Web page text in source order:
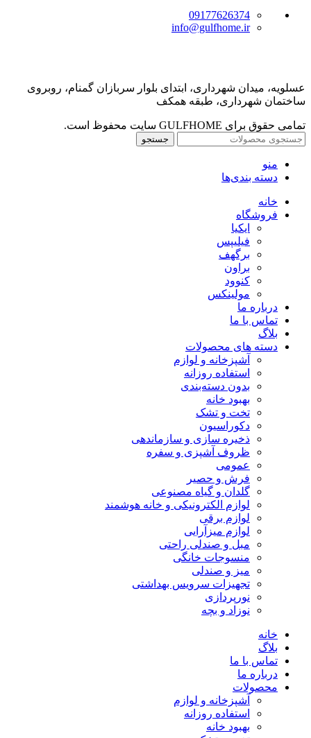
09177626374
info@gulfhome.ir
عسلویه، میدان شهرداری، ابتدای بلوار سربازان گمنام، روبروی
ساختمان شهرداری، طبقه همکف
تمامی حقوق برای GULFHOME سایت محفوظ است.
جستجو
منو
دسته بندی‌ها
خانه
فروشگاه
ایکیا
فیلیپس
برگهف
براون
کنوود
مولینکس
درباره ما
تماس با ما
بلاگ
دسته های محصولات
آشپزخانه و لوازم
استفاده روزانه
بدون دسته‌بندی
بهبود خانه
تخت و تشک
دکوراسیون
ذخیره سازی و سازماندهی
ظروف آشپزی و سفره
عمومی
فرش و حصیر
گلدان و گیاه مصنوعی
لوازم الکترونیکی و خانه هوشمند
لوازم برقی
لوازم میزآرایی
مبل و صندلی راحتی
منسوجات خانگی
میز و صندلی
تجهیزات سرویس بهداشتی
نورپردازی
نوزاد و بچه
خانه
بلاگ
تماس با ما
درباره ما
محصولات
آشپزخانه و لوازم
استفاده روزانه
بهبود خانه